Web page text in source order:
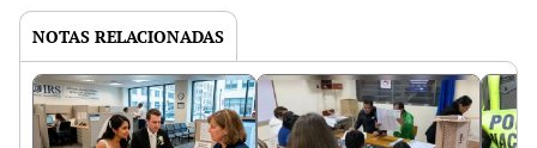
NOTAS RELACIONADAS